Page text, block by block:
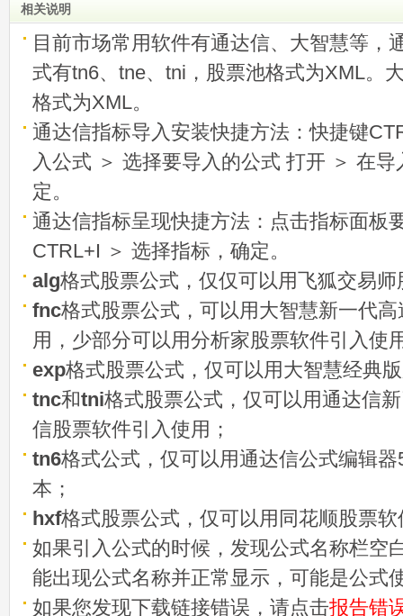
相关说明
目前市场常用软件有通达信、大智慧等，
式有tn6、tne、tni，股票池格式为XML。
格式为XML。
通达信指标导入安装快捷方法：快捷键
入公式 ＞ 选择要导入的公式 打开 ＞ 在
定。
通达信指标呈现快捷方法：点击指标面板
CTRL+I ＞ 选择指标，确定。
alg格式股票公式，仅仅可以用飞狐交易
fnc格式股票公式，可以用大智慧新一代
用，少部分可以用分析家股票软件引入使
exp格式股票公式，仅可以用大智慧经典
tnc和tni格式股票公式，仅可以用通达信
信股票软件引入使用；
tn6格式公式，仅可以用通达信公式编辑
本；
hxf格式股票公式，仅可以用同花顺股票
如果引入公式的时候，发现公式名称栏空
能出现公式名称并正常显示，可能是公式
如果您发现下载链接错误，请点击报告错